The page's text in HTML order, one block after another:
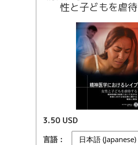
性と子どもを虐
3.50 USD
言語：